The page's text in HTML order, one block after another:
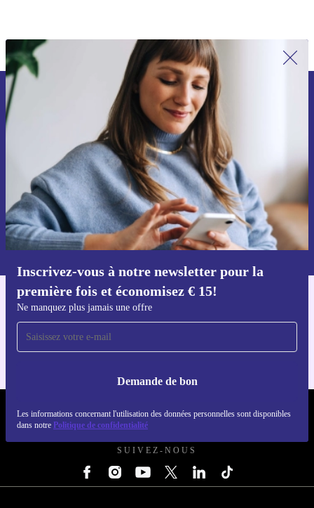
Inscrivez-vous à notre newsletter pour la
première fois et économisez € 15!
Politique de confidentialité
Inscrivez-vous à notre newsletter pour
la première fois et économisez 15 € !
Ne manquez plus aucune offre.
Voucher aanvragen
Retrouvez les informations sur l'utilisation des données personnelles
dans notre
politique de confidentialité.
Téléchargez l'application refurbed
Pour iOS et Android
REFURBED BELGIQUE - RETHINK NEW.
SUIVEZ-NOUS